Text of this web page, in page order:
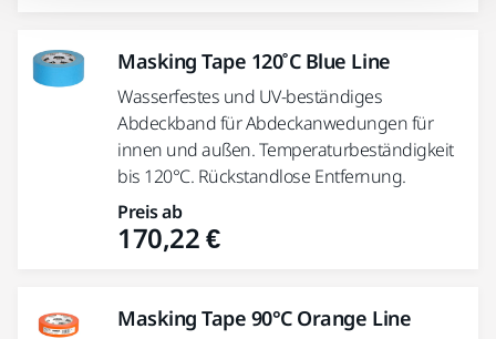
Masking Tape 120˚C Blue Line
Wasserfestes und UV-beständiges
Abdeckband für Abdeckanwedungen für
innen und außen. Temperaturbeständigkeit
bis 120°C. Rückstandlose Entfernung.
Preis ab
170,22 €
Masking Tape 90°C Orange Line